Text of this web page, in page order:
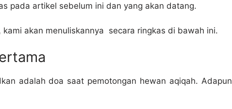
pada artikel sebelum ini dan yang akan datang.
kami akan menuliskannya secara ringkas di bawah ini.
adalah doa saat pemotongan hewan aqiqah. Adapun